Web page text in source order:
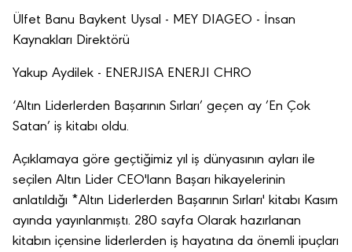
Ülfet Banu Baykent Uysal - MEY DIAGEO - İnsan
Kaynakları Direktörü
Yakup Aydilek - ENERJISA ENERJI CHRO
‘Altın Liderlerden Başarının Sırları’ geçen ay ’En Çok
Satan’ iş kitabı oldu.
Açıklamaya göre geçtiğimiz yıl iş dünyasının ayları ile
seçilen Altın Lider CEO'lann Başarı hikayelerinin
anlatıldığı *Altın Liderlerden Başarının Sırları' kitabı Kasım
ayında yayınlanmıştı. 280 sayfa Olarak hazırlanan
kitabın içensine liderlerden iş hayatına da önemli ipuçları